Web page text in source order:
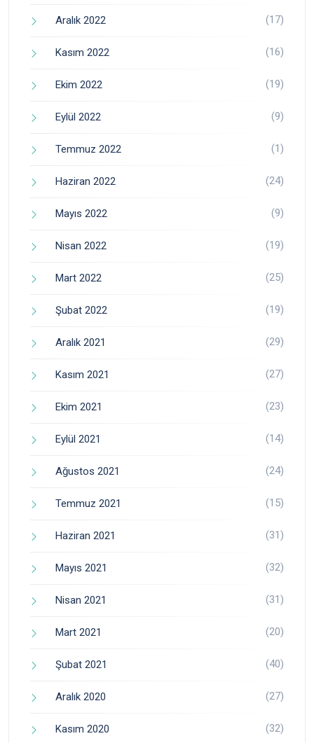
Aralık 2022 (17)
Kasım 2022 (16)
Ekim 2022 (19)
Eylül 2022 (9)
Temmuz 2022 (1)
Haziran 2022 (24)
Mayıs 2022 (9)
Nisan 2022 (19)
Mart 2022 (25)
Şubat 2022 (19)
Aralık 2021 (29)
Kasım 2021 (27)
Ekim 2021 (23)
Eylül 2021 (14)
Ağustos 2021 (24)
Temmuz 2021 (15)
Haziran 2021 (31)
Mayıs 2021 (32)
Nisan 2021 (31)
Mart 2021 (20)
Şubat 2021 (40)
Aralık 2020 (27)
Kasım 2020 (32)